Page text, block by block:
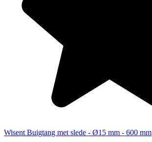
Wisent Buigtang met slede - Ø15 mm - 600 mm